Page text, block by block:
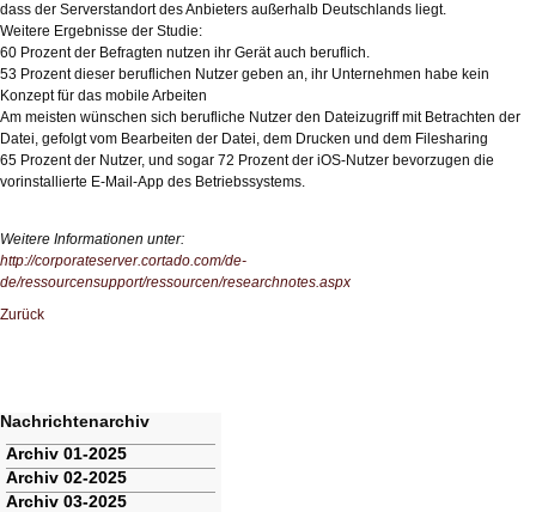
dass der Serverstandort des Anbieters außerhalb Deutschlands liegt.
Weitere Ergebnisse der Studie:
60 Prozent der Befragten nutzen ihr Gerät auch beruflich.
53 Prozent dieser beruflichen Nutzer geben an, ihr Unternehmen habe kein
Konzept für das mobile Arbeiten
Am meisten wünschen sich berufliche Nutzer den Dateizugriff mit Betrachten der
Datei, gefolgt vom Bearbeiten der Datei, dem Drucken und dem Filesharing
65 Prozent der Nutzer, und sogar 72 Prozent der iOS-Nutzer bevorzugen die
vorinstallierte E-Mail-App des Betriebssystems.
Weitere Informationen unter:
http://corporateserver.cortado.com/de-
de/ressourcensupport/ressourcen/researchnotes.aspx
Zurück
Nachrichtenarchiv
Navigation
überspringen
Archiv 01-2025
Archiv 02-2025
Archiv 03-2025